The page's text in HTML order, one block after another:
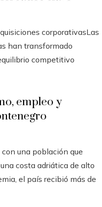
corporativasLas
han transformado
competitivo
empleo y
una población que
costa adriática de alto
el país recibió más de